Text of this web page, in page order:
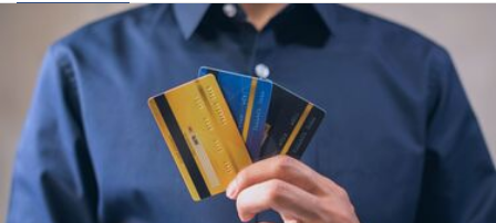
Микрокредиты без мифов: три типичных
сценария заемщика и план действий, чтобы
уберечь свои деньги
Что нужно делать украинцам, чтобы не переплачивать за
"быстрый займ"
11 минут назад